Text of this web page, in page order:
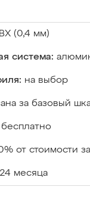
(0,4 мм)
система:
на выбор
за базовый
бесплатно
от стоимости
24 месяца